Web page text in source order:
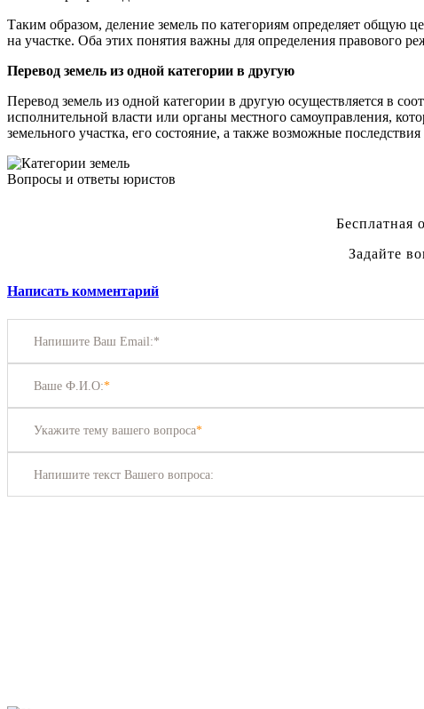
Таким образом, деление земель по категориям определяет общую
на участке. Оба этих понятия важны для определения правового
Перевод земель из одной категории в другую
Перевод земель из одной категории в другую осуществляется в
исполнительной власти или органы местного самоуправления,
земельного участка, его состояние, а также возможные
Вопросы и ответы юристов
Бесплатная
Задайте
Написать комментарий
Напишите Ваш Email:*
Ваше Ф.И.О:*
Укажите тему вашего вопроса*
Напишите текст Вашего вопроса: